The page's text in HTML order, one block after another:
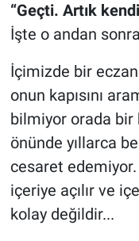
“Geçti. Artık
İşte o andan
İçimizde bir
onun kapısını
bilmiyor orada bir
önünde yıllarca
cesaret edemiyor.
içeriye açılır ve
kolay değildir...